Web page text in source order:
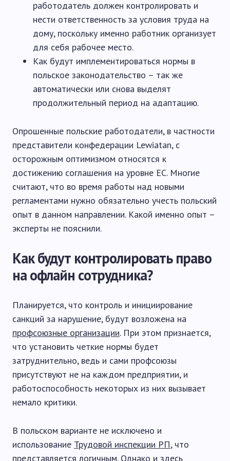
работодатель должен контролировать и
нести ответственность за условия труда на
дому, поскольку именно работник организует
для себя рабочее место.
Как будут имплементироваться нормы в
польское законодательство – так же
автоматически или снова выделят
продолжительный период на адаптацию.
Опрошенные польские работодатели, в частности
представители конфедерации Lewiatan, с
осторожным оптимизмом относятся к
достижению соглашения на уровне ЕС. Многие
считают, что во время работы над новыми
регламентами нужно обязательно учесть польский
опыт в данном направлении. Какой именно опыт –
эксперты не пояснили.
Как будут контролировать право
на офлайн сотрудника?
Планируется, что контроль и инициирование
санкций за нарушение, будут возложена на
профсоюзные организации. При этом признается,
что установить четкие нормы будет
затруднительно, ведь и сами профсоюзы
присутствуют не на каждом предприятии, и
работоспособность некоторых из них вызывает
немало критики.
В польском варианте не исключено и
использование Трудовой инспекции РП, что
представляется логичным. Однако и здесь